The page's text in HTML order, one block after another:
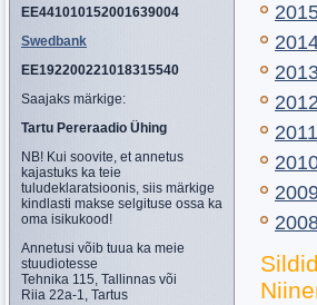
EE441010152001639004
Swedbank
EE192200221018315540
Saajaks märkige:
Tartu Pereraadio Ühing
NB! Kui soovite, et annetus
kajastuks ka teie
tuludeklaratsioonis, siis märkige
kindlasti makse selgituse ossa ka
oma isikukood!
Annetusi võib tuua ka meie
stuudiotesse
Tehnika 115, Tallinnas või
Riia 22a-1, Tartus
2012
2011